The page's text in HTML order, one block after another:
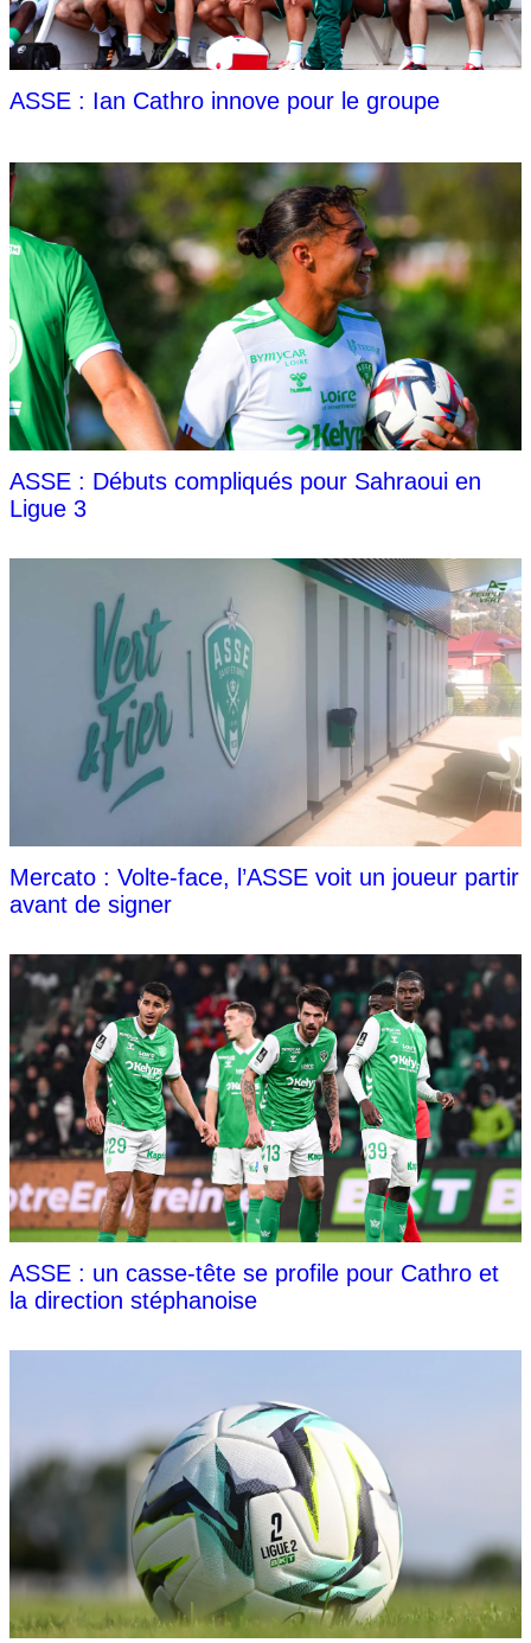
ASSE : Ian Cathro innove pour le groupe
ASSE : Débuts compliqués pour Sahraoui en
Ligue 3
Mercato : Volte-face, l’ASSE voit un joueur partir
avant de signer
ASSE : un casse-tête se profile pour Cathro et
la direction stéphanoise